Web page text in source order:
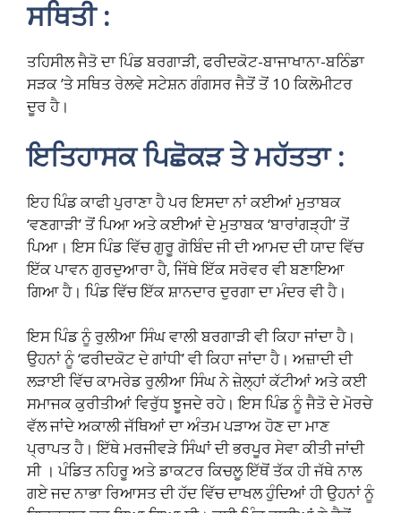
ਸਥਿਤੀ :
ਤਹਿਸੀਲ ਜੈਤੋ ਦਾ ਪਿੰਡ ਬਰਗਾੜੀ, ਫਰੀਦਕੋਟ-ਬਾਜਾਖਾਨਾ-ਬਠਿੰਡਾ
ਸੜਕ ’ਤੇ ਸਥਿਤ ਰੇਲਵੇ ਸਟੇਸ਼ਨ ਗੰਗਸਰ ਜੈਤੋਂ ਤੋਂ 10 ਕਿਲੋਮੀਟਰ
ਦੂਰ ਹੈ।
ਇਤਿਹਾਸਕ ਪਿਛੋਕੜ ਤੇ ਮਹੱਤਤਾ :
ਇਹ ਪਿੰਡ ਕਾਫੀ ਪੁਰਾਣਾ ਹੈ ਪਰ ਇਸਦਾ ਨਾਂ ਕਈਆਂ ਮੁਤਾਬਕ
‘ਵਣਗਾੜੀ’ ਤੋਂ ਪਿਆ ਅਤੇ ਕਈਆਂ ਦੇ ਮੁਤਾਬਕ ‘ਬਾਰਾਂਗੜ੍ਹੀ’ ਤੋਂ
ਪਿਆ। ਇਸ ਪਿੰਡ ਵਿੱਚ ਗੁਰੂ ਗੋਬਿੰਦ ਜੀ ਦੀ ਆਮਦ ਦੀ ਯਾਦ ਵਿੱਚ
ਇੱਕ ਪਾਵਨ ਗੁਰਦੁਆਰਾ ਹੈ, ਜਿੱਥੇ ਇੱਕ ਸਰੋਵਰ ਵੀ ਬਣਾਇਆ
ਗਿਆ ਹੈ। ਪਿੰਡ ਵਿੱਚ ਇੱਕ ਸ਼ਾਨਦਾਰ ਦੁਰਗਾ ਦਾ ਮੰਦਰ ਵੀ ਹੈ।
ਇਸ ਪਿੰਡ ਨੂੰ ਰੁਲੀਆ ਸਿੰਘ ਵਾਲੀ ਬਰਗਾੜੀ ਵੀ ਕਿਹਾ ਜਾਂਦਾ ਹੈ।
ਉਹਨਾਂ ਨੂੰ ‘ਫਰੀਦਕੋਟ ਦੇ ਗਾਂਧੀ’ ਵੀ ਕਿਹਾ ਜਾਂਦਾ ਹੈ। ਅਜ਼ਾਦੀ ਦੀ
ਲੜਾਈ ਵਿੱਚ ਕਾਮਰੇਡ ਰੁਲੀਆ ਸਿੰਘ ਨੇ ਜ਼ੇਲ੍ਹਾਂ ਕੱਟੀਆਂ ਅਤੇ ਕਈ
ਸਮਾਜਕ ਕੁਰੀਤੀਆਂ ਵਿਰੁੱਧ ਝੂਜਦੇ ਰਹੇ। ਇਸ ਪਿੰਡ ਨੂੰ ਜੈਤੋ ਦੇ ਮੋਰਚੇ
ਵੱਲ ਜਾਂਦੇ ਅਕਾਲੀ ਜੱਥਿਆਂ ਦਾ ਅੰਤਮ ਪੜਾਅ ਹੋਣ ਦਾ ਮਾਣ
ਪ੍ਰਾਪਤ ਹੈ। ਇੱਥੇ ਮਰਜੀਵੜੇ ਸਿੰਘਾਂ ਦੀ ਭਰਪੂਰ ਸੇਵਾ ਕੀਤੀ ਜਾਂਦੀ
ਸੀ । ਪੰਡਿਤ ਨਹਿਰੂ ਅਤੇ ਡਾਕਟਰ ਕਿਚਲੂ ਇੱਥੋਂ ਤੱਕ ਹੀ ਜੱਥੇ ਨਾਲ
ਗਏ ਜਦ ਨਾਭਾ ਰਿਆਸਤ ਦੀ ਹੱਦ ਵਿੱਚ ਦਾਖਲ ਹੁੰਦਿਆਂ ਹੀ ਉਹਨਾਂ ਨੂੰ